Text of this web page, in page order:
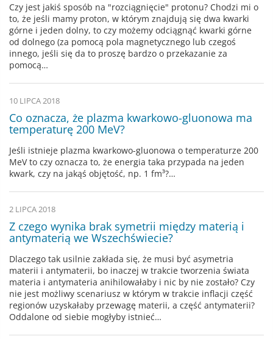
Czy jest jakiś sposób na "rozciągnięcie" protonu? Chodzi mi o
to, że jeśli mamy proton, w którym znajdują się dwa kwarki
górne i jeden dolny, to czy możemy odciągnąć kwarki górne
od dolnego (za pomocą pola magnetycznego lub czegoś
innego, jeśli się da to proszę bardzo o przekazanie za
pomocą…
10 LIPCA 2018
Co oznacza, że plazma kwarkowo-gluonowa ma
temperaturę 200 MeV?
Jeśli istnieje plazma kwarkowo-gluonowa o temperaturze 200
MeV to czy oznacza to, że energia taka przypada na jeden
kwark, czy na jakąś objętość, np. 1 fm³?…
2 LIPCA 2018
Z czego wynika brak symetrii między materią i
antymaterią we Wszechświecie?
Dlaczego tak usilnie zakłada się, że musi być asymetria
materii i antymaterii, bo inaczej w trakcie tworzenia świata
materia i antymateria anihilowałaby i nic by nie zostało? Czy
nie jest możliwy scenariusz w którym w trakcie inflacji część
regionów uzyskałaby przewagę materii, a część antymaterii?
Oddalone od siebie mogłyby istnieć…